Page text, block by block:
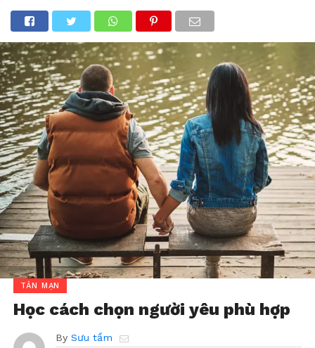
TẢN MẠN
Học cách chọn người yêu phù hợp
By Sưu tầm